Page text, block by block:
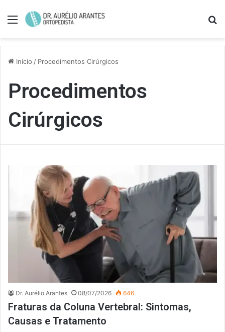
Menu
Início / Procedimentos Cirúrgicos
Procedimentos
Cirúrgicos
Dr. Aurélio Arantes 08/07/2026 646
Fraturas da Coluna Vertebral: Sintomas,
Causas e Tratamento